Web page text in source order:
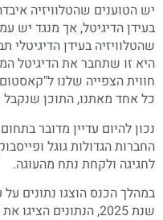
יש הטוענים שהטלוויזיה
בעידן הדיגיטל, אך מנגד יש
שהטלוויזיה בעידן
היא זו שתחבר את הדיגיטל
חווית הצפייה שלנו
כל אחד מאתנו, התוכן שנקבל
נכון להיום עדיין מדובר
החברות הגדולות גוגל
לחגיגה ולקחת נתח מהעוגה.
במהלך הכנס הוצגו נתונים
שנת 2025, הנתונים